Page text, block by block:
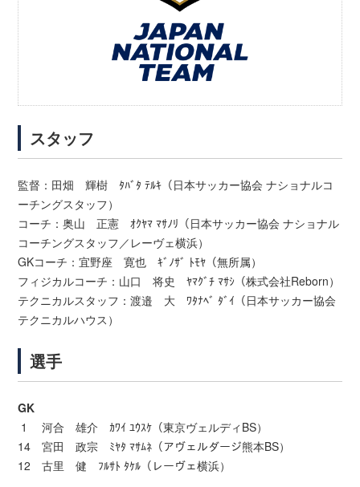
スタッフ
監督：田畑 輝樹 ﾀﾊﾞﾀ ﾃﾙｷ（日本サッカー協会 ナショナルコ
ーチングスタッフ）
コーチ：奥山 正憲 ｵｸﾔﾏ ﾏｻﾉﾘ（日本サッカー協会 ナショナル
コーチングスタッフ／レーヴェ横浜）
GKコーチ：宜野座 寛也 ｷﾞﾉｻﾞ ﾄﾓﾔ（無所属）
フィジカルコーチ：山口 将史 ﾔﾏｸﾞﾁ ﾏｻｼ（株式会社Reborn）
テクニカルスタッフ：渡邉 大 ﾜﾀﾅﾍﾞ ﾀﾞｲ（日本サッカー協会
テクニカルハウス）
選手
GK
1 河合 雄介 ｶﾜｲ ﾕｳｽｹ（東京ヴェルディBS）
14 宮田 政宗 ﾐﾔﾀ ﾏｻﾑﾈ（アヴェルダージ熊本BS）
12 古里 健 ﾌﾙｻﾄ ﾀｹﾙ（レーヴェ横浜）